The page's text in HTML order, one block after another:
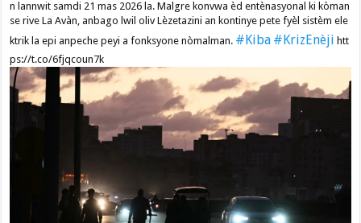
n lannwit samdi 21 mas 2026 la. Malgre konvwa èd entènasyonal ki kòman
se rive La Avàn, anbago lwil oliv Lèzetazini an kontinye pete fyèl sistèm ele
ktrik la epi anpeche peyi a fonksyone nòmalman. #Kiba #KrizEnèji htt
ps://t.co/6fjqcoun7k